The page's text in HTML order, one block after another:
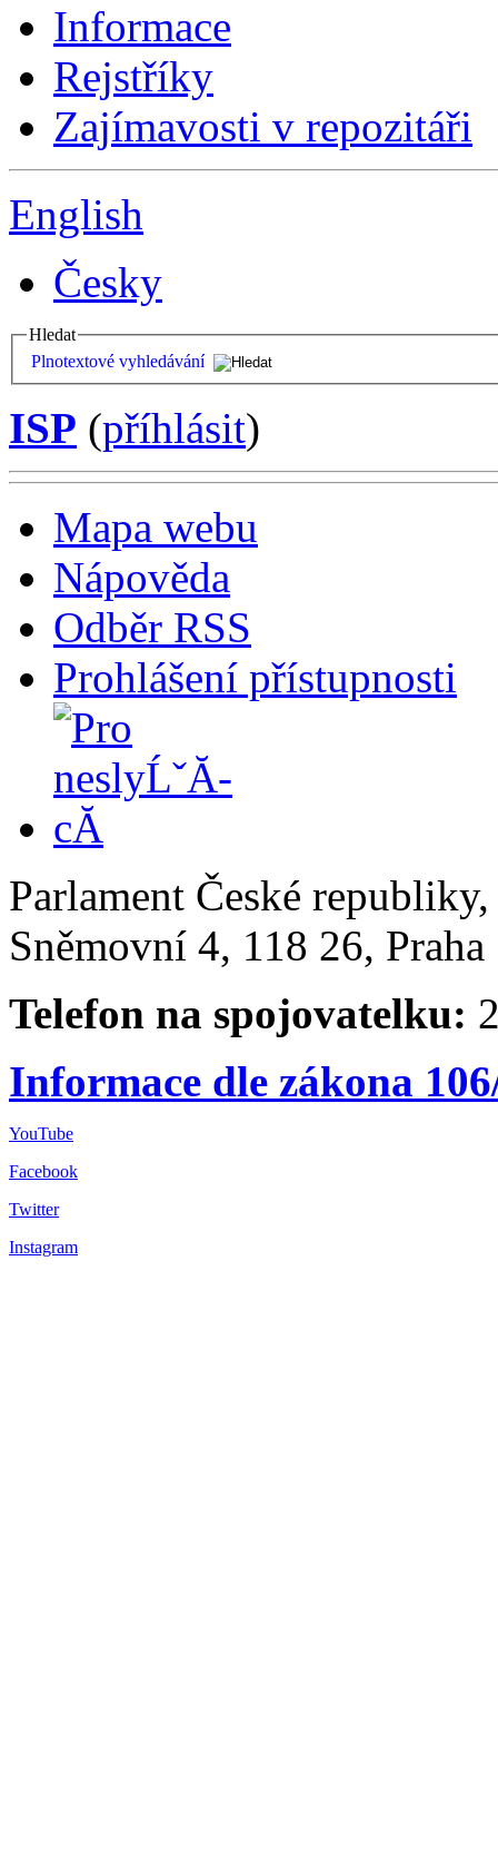
Informace
Rejstříky
Zajímavosti v repozitáři
English
Česky
Hledat
Plnotextové vyhledávání
ISP (příhlásit)
Mapa webu
Nápověda
Odběr RSS
Prohlášení přístupnosti
Parlament České
Sněmovní 4, 118 26,
Telefon na spojovatelku:
Informace dle zákona
YouTube
Facebook
Twitter
Instagram